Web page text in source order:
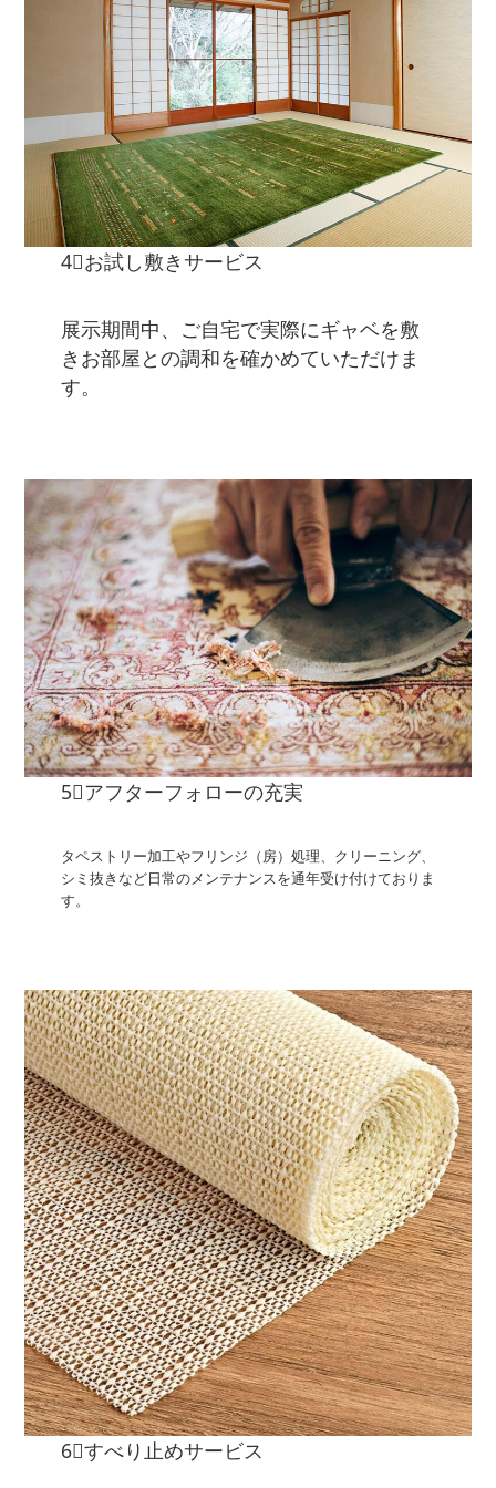
4⃣お試し敷きサービス
展示期間中、ご自宅で実際にギャベを敷
きお部屋との調和を確かめていただけま
す。
5⃣アフターフォローの充実
タペストリー加工やフリンジ（房）処理、クリーニング、
シミ抜きなど日常のメンテナンスを通年受け付けておりま
す。
6⃣すべり止めサービス